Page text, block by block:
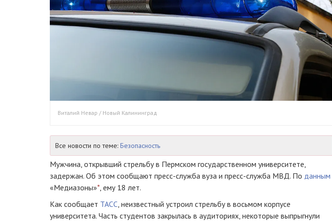
Виталий Невар / Новый Калининград
Все новости по теме: Безопасность
Мужчина, открывший стрельбу в Пермском государственном университете,
задержан. Об этом сообщают пресс-служба вуза и пресс-служба МВД. По данным
«Медиазоны»* , ему 18 лет.
Как сообщает ТАСС , неизвестный устроил стрельбу в восьмом корпусе
университета. Часть студентов закрылась в аудиториях, некоторые выпрыгнули